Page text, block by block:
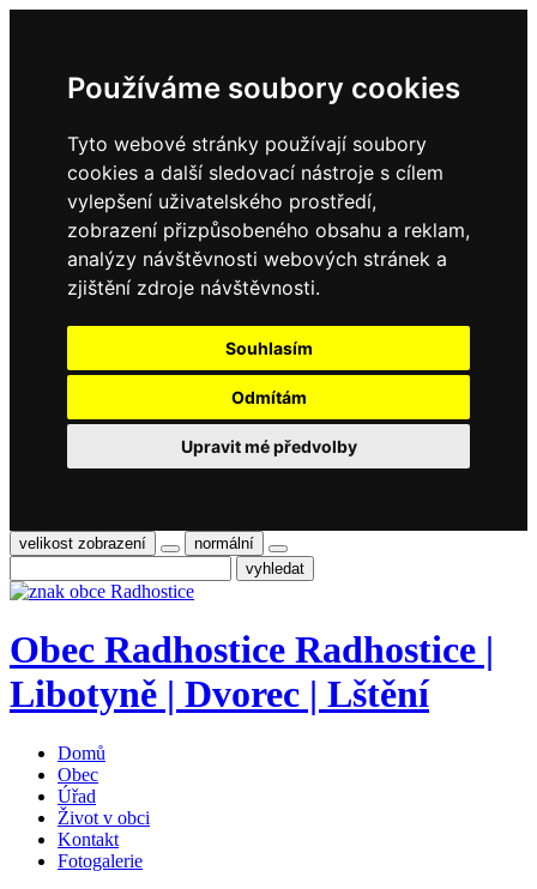
Používáme soubory cookies
Tyto webové stránky používají soubory
cookies a další sledovací nástroje s cílem
vylepšení uživatelského prostředí,
zobrazení přizpůsobeného obsahu a reklam,
analýzy návštěvnosti webových stránek a
zjištění zdroje návštěvnosti.
Souhlasím
Odmítám
Upravit mé předvolby
velikost zobrazení normální
Obec Radhostice Radhostice |
Libotyně | Dvorec | Lštění
Domů
Obec
Úřad
Život v obci
Kontakt
Fotogalerie